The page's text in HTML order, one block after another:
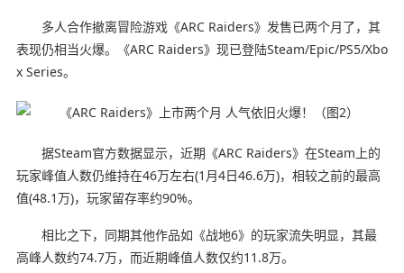
多人合作撤离冒险游戏《ARC Raiders》发售已两个月了，其
表现仍相当火爆。《ARC Raiders》现已登陆Steam/Epic/PS5/Xbo
x Series。
据Steam官方数据显示，近期《ARC Raiders》在Steam上的
玩家峰值人数仍维持在46万左右(1月4日46.6万)，相较之前的最高
值(48.1万)，玩家留存率约90%。
相比之下，同期其他作品如《战地6》的玩家流失明显，其最
高峰人数约74.7万，而近期峰值人数仅约11.8万。